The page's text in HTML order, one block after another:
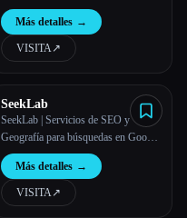
para fundadores ocupados
Más detalles →
VISITA↗︎
SeekLab
SeekLab | Servicios de SEO y
Geografía para búsquedas en Google
e IA
Más detalles →
VISITA↗︎